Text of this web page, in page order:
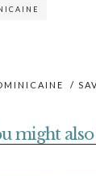
/
might